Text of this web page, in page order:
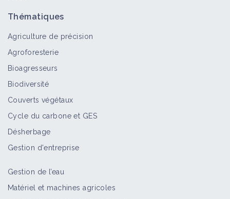
Thématiques
Agriculture de précision
Agroforesterie
Bioagresseurs
Biodiversité
Couverts végétaux
Cycle du carbone et GES
Désherbage
Gestion d'entreprise
Gestion de l’eau
Matériel et machines agricoles